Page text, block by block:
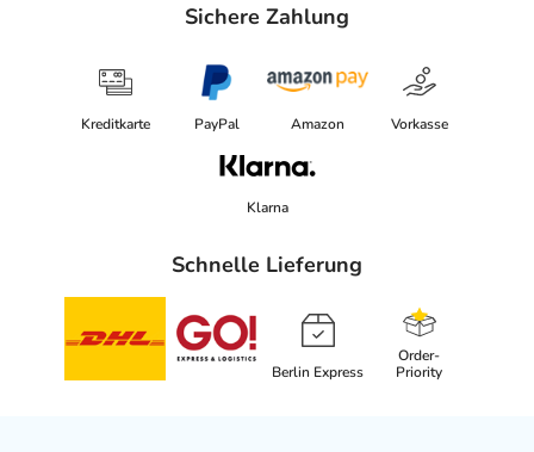
Sichere Zahlung
Kreditkarte PayPal Amazon Vorkasse
Klarna
Schnelle Lieferung
Berlin Express
Order-
Priority